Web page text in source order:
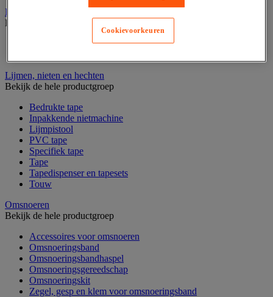
Inpaktafel met afroller
Bekijk de hele productgroep
Lijmen, nieten en hechten
Bekijk de hele productgroep
Bedrukte tape
Inpakkende nietmachine
Lijmpistool
PVC tape
Specifiek tape
Tape
Tapedispenser en tapesets
Touw
Omsnoeren
Bekijk de hele productgroep
Accessoires voor omsnoeren
Omsnoeringsband
Omsnoeringsbandhaspel
Omsnoeringsgereedschap
Omsnoeringskit
Zegel, gesp en klem voor omsnoeringsband
Cookievoorkeuren